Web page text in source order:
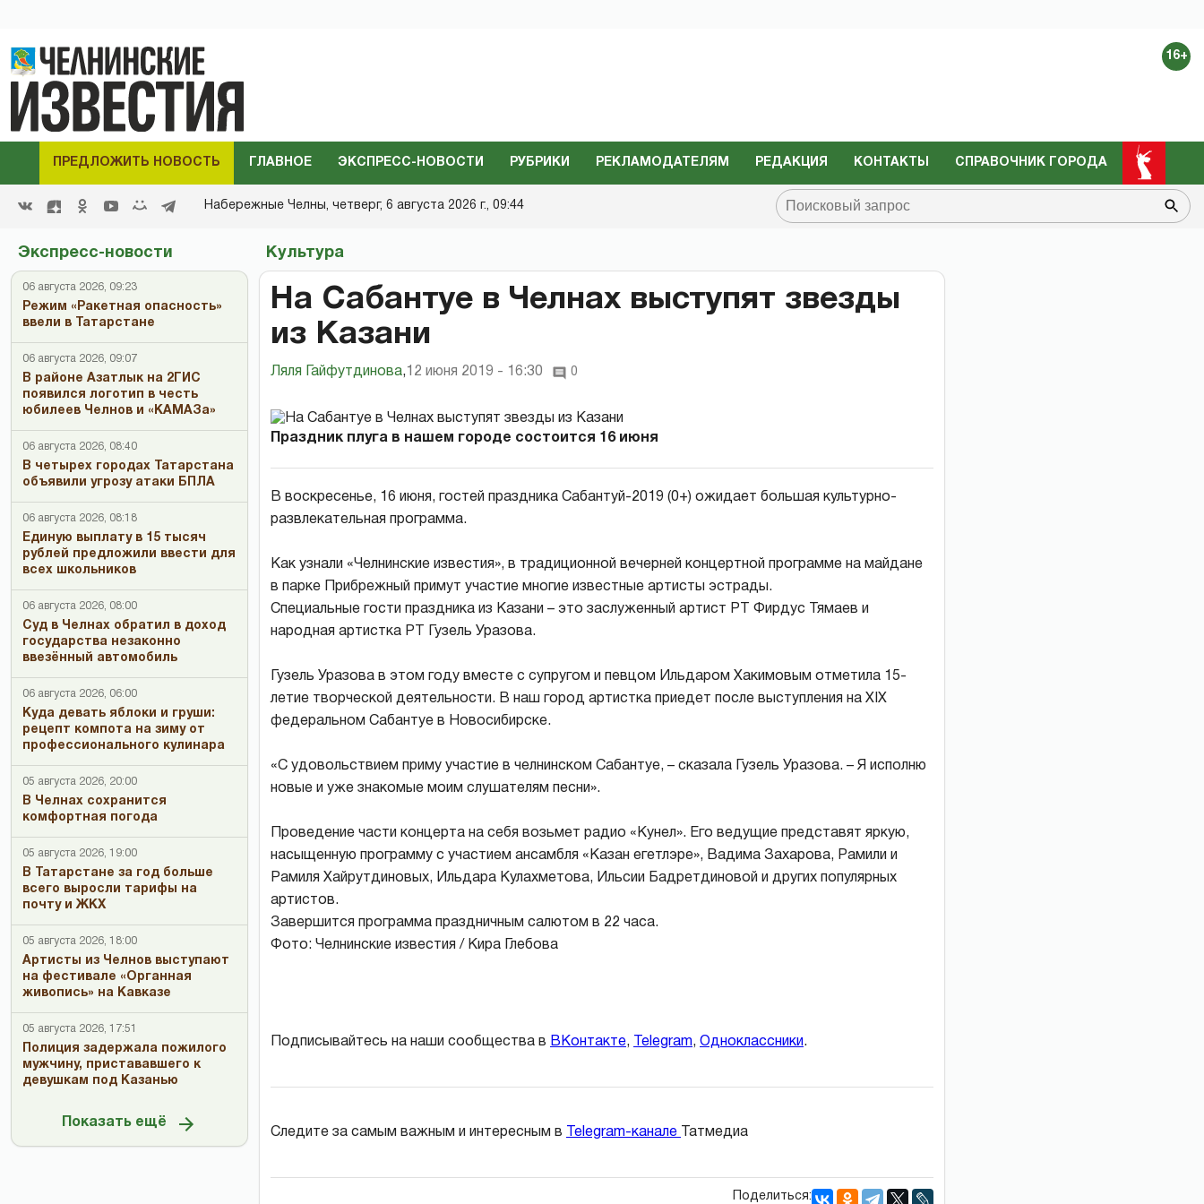
16+
ПРЕДЛОЖИТЬ НОВОСТЬ ГЛАВНОЕ ЭКСПРЕСС-НОВОСТИ РУБРИКИ РЕКЛАМОДАТЕЛЯМ РЕДАКЦИЯ КОНТАКТЫ СПРАВОЧНИК ГОРОДА
Набережные Челны, четверг, 6 августа 2026 г., 09:44
Экспресс-новости
06 августа 2026, 09:23
Режим «Ракетная опасность»
ввели в Татарстане
06 августа 2026, 09:07
В районе Азатлык на 2ГИС
появился логотип в честь
юбилеев Челнов и «КАМАЗа»
06 августа 2026, 08:40
В четырех городах Татарстана
объявили угрозу атаки БПЛА
06 августа 2026, 08:18
Единую выплату в 15 тысяч
рублей предложили ввести для
всех школьников
06 августа 2026, 08:00
Суд в Челнах обратил в доход
государства незаконно
ввезённый автомобиль
06 августа 2026, 06:00
Куда девать яблоки и груши:
рецепт компота на зиму от
профессионального кулинара
05 августа 2026, 20:00
В Челнах сохранится
комфортная погода
05 августа 2026, 19:00
В Татарстане за год больше
всего выросли тарифы на
почту и ЖКХ
05 августа 2026, 18:00
Артисты из Челнов выступают
на фестивале «Органная
живопись» на Кавказе
05 августа 2026, 17:51
Полиция задержала пожилого
мужчину, пристававшего к
девушкам под Казанью
Показать ещё
Культура
На Сабантуе в Челнах выступят звезды
из Казани
Ляля Гайфутдинова, 12 июня 2019 - 16:30 0
Праздник плуга в нашем городе состоится 16 июня
В воскресенье, 16 июня, гостей праздника Сабантуй-2019 (0+) ожидает большая культурно-
развлекательная программа.
Как узнали «Челнинские известия», в традиционной вечерней концертной программе на майдане
в парке Прибрежный примут участие многие известные артисты эстрады.
Специальные гости праздника из Казани – это заслуженный артист РТ Фирдус Тямаев и
народная артистка РТ Гузель Уразова.
Гузель Уразова в этом году вместе с супругом и певцом Ильдаром Хакимовым отметила 15-
летие творческой деятельности. В наш город артистка приедет после выступления на ХIХ
федеральном Сабантуе в Новосибирске.
«С удовольствием приму участие в челнинском Сабантуе, – сказала Гузель Уразова. – Я исполню
новые и уже знакомые моим слушателям песни».
Проведение части концерта на себя возьмет радио «Кунел». Его ведущие представят яркую,
насыщенную программу с участием ансамбля «Казан егетлэре», Вадима Захарова, Рамили и
Рамиля Хайрутдиновых, Ильдара Кулахметова, Ильсии Бадретдиновой и других популярных
артистов.
Завершится программа праздничным салютом в 22 часа.
Фото: Челнинские известия / Кира Глебова
Подписывайтесь на наши сообщества в ВКонтакте, Telegram, Одноклассники.
Следите за самым важным и интересным в Telegram-канале Татмедиа
Поделиться: